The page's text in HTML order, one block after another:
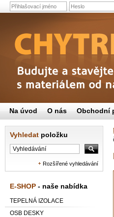
Vyhledat položku
Rozšířené vyhledávání
E-SHOP - naše nabídka
TEPELNÁ IZOLACE
OSB DESKY
Na úvod O nás Obchodní